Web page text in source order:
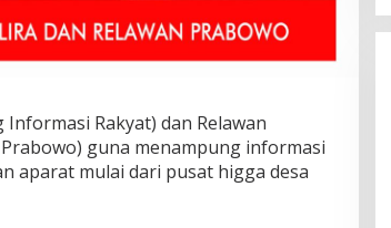
Informasi Rakyat) dan Relawan
guna menampung informasi
aparat mulai dari pusat higga desa